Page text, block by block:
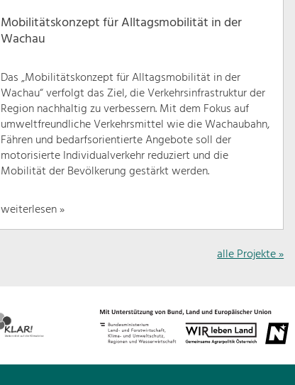
Mobilitätskonzept für Alltagsmobilität in der
Wachau
Das „Mobilitätskonzept für Alltagsmobilität in der
Wachau“ verfolgt das Ziel, die Verkehrsinfrastruktur der
Region nachhaltig zu verbessern. Mit dem Fokus auf
umweltfreundliche Verkehrsmittel wie die Wachaubahn,
Fähren und bedarfsorientierte Angebote soll der
motorisierte Individualverkehr reduziert und die
Mobilität der Bevölkerung gestärkt werden.
weiterlesen »
alle Projekte »